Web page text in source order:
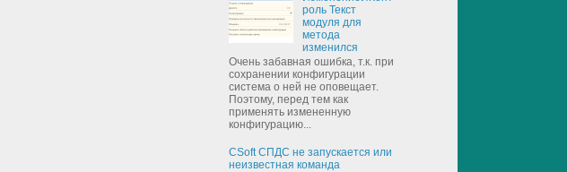
роль Текст
модуля для
метода
изменился
Очень забавная ошибка, т.к. при
сохранении конфигурации
система о ней не оповещает.
Поэтому, перед тем как
применять измененную
конфигурацию...
CSoft СПДС не запускается или
неизвестная команда